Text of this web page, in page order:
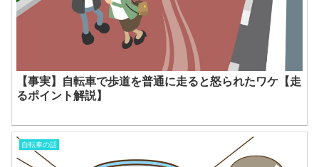
【事実】自転車で歩道を普通に走ると怒られたワケ【走
るポイント解説】
自転車の話